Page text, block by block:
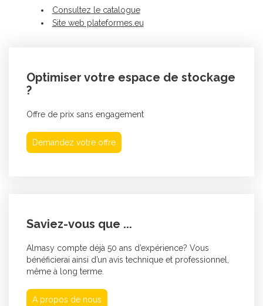
Consultez le catalogue
Site web plateformes.eu
Optimiser votre espace de stockage
?
Offre de prix sans engagement
Demandez votre offre
Saviez-vous que ...
Almasy compte déjà 50 ans d’expérience? Vous
bénéficierai ainsi d’un avis technique et professionnel,
même à long terme.
A propos de nous